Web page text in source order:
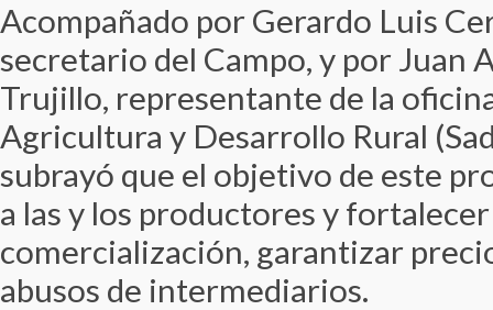
Acompañado por Gerardo Luis
secretario del Campo, y por Juan
Trujillo, representante de la
Agricultura y Desarrollo Rural
subrayó que el objetivo de este
a las y los productores y
comercialización, garantizar
abusos de intermediarios.